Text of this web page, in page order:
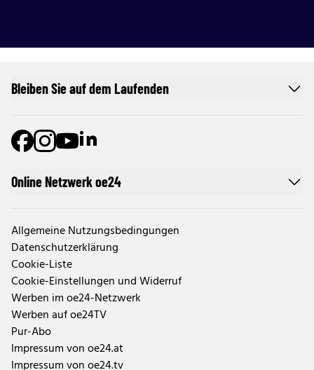
Online Netzwerk oe24
Allgemeine Nutzungsbedingungen
Datenschutzerklärung
Cookie-Liste
Cookie-Einstellungen und Widerruf
Werben im oe24-Netzwerk
Werben auf oe24TV
Pur-Abo
Impressum von oe24.at
Impressum von oe24.tv
Bleiben Sie auf dem Laufenden